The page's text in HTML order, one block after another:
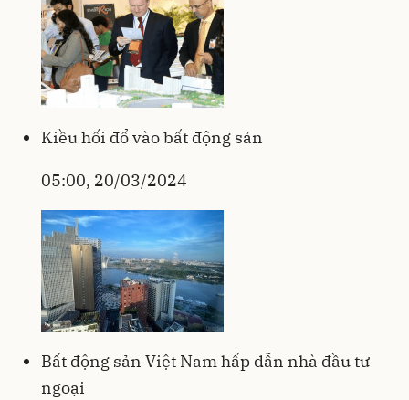
Kiều hối đổ vào bất động sản
05:00, 20/03/2024
Bất động sản Việt Nam hấp dẫn nhà đầu tư
ngoại